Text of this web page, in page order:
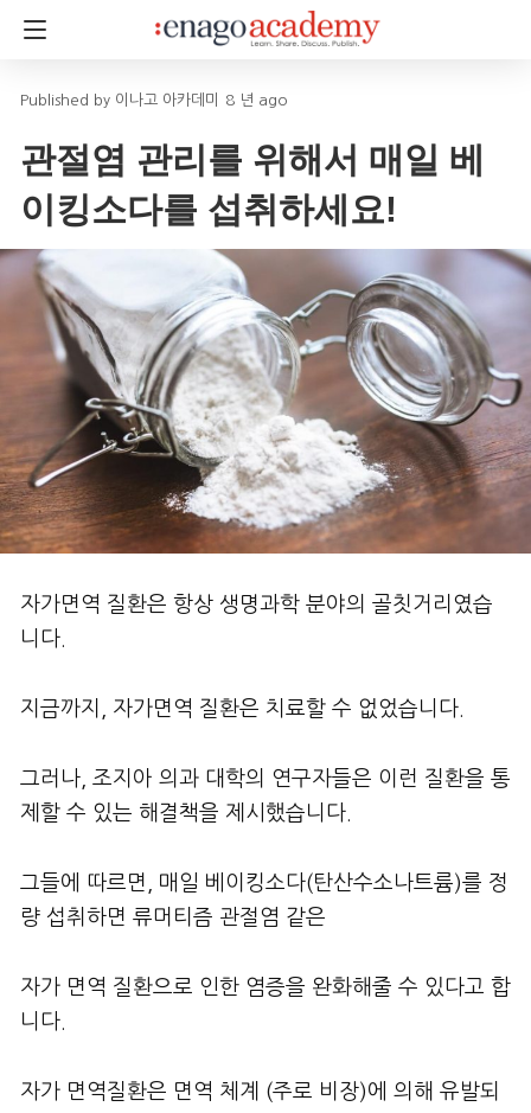
이나고 아카데미 8 년 ago
관절염 관리를 위해서 매일 베
이킹소다를 섭취하세요!
자가면역 질환은 항상 생명과학 분야의 골칫거리였습
니다.
지금까지, 자가면역 질환은 치료할 수 없었습니다.
그러나, 조지아 의과 대학의 연구자들은 이런 질환을 통
제할 수 있는 해결책을 제시했습니다.
그들에 따르면, 매일 베이킹소다(탄산수소나트륨)를 정
량 섭취하면 류머티즘 관절염 같은
자가 면역 질환으로 인한 염증을 완화해줄 수 있다고 합
니다.
자가 면역질환은 면역 체계 (주로 비장)에 의해 유발되